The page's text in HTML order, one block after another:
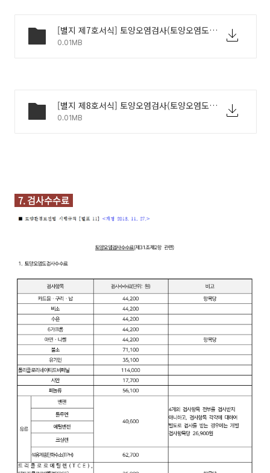
[별지 제7호서식] 토양오염검사(토양오염도검사.누출검사)신청서.hwp
0.01MB
[별지 제8호서식] 토양오염검사(토양오염도검사ㆍ누출검사)결과 통보.hwp
0.01MB
7. 검사수수료